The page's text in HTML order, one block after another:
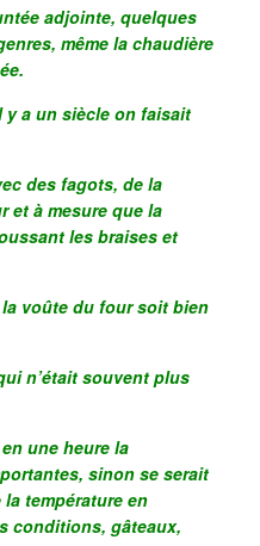
adjointe, quelques
même la chaudière
a un siècle on faisait
des fagots, de la
et à mesure que la
les braises et
voûte du four soit bien
n’était souvent plus
une heure la
sinon se serait
température en
conditions, gâteaux,